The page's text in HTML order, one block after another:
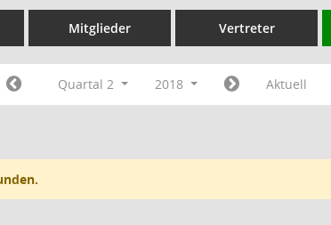
Mitglieder Vertreter
Quartal 2 2018 Aktuell